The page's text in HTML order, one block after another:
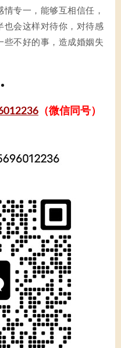
专一，能够互相信任，
也会这样对待你，对待感
些不好的事，造成婚姻失
（微信同号）